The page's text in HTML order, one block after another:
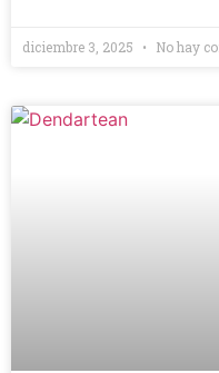
diciembre 3, 2025 No hay